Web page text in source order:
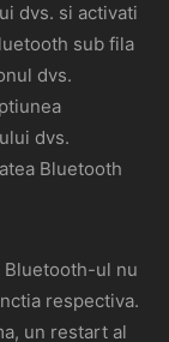
dvs. si activati
sub fila
dvs.
dvs.
Bluetooth
Bluetooth-ul nu
respectiva.
un restart al